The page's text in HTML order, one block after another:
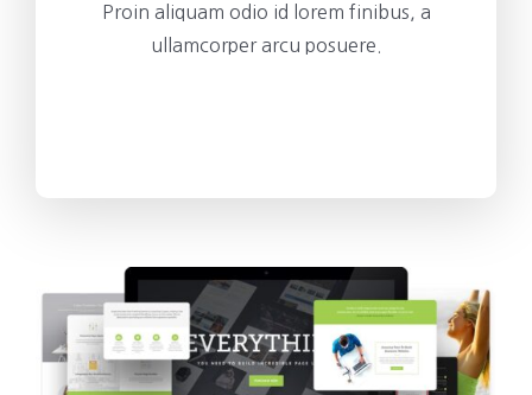
Proin aliquam odio id lorem finibus, a
ullamcorper arcu posuere.